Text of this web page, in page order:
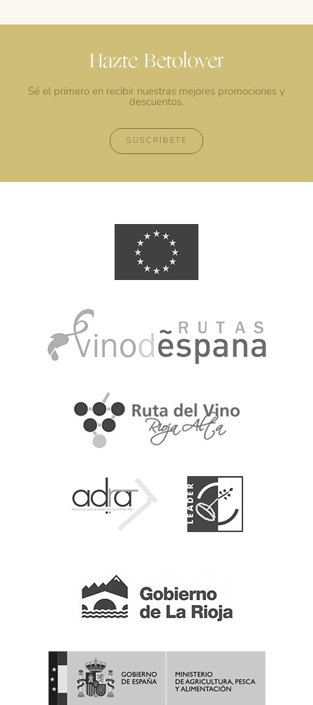
Hazte Betolover
Sé el primero en recibir nuestras mejores promociones y
descuentos.
SUSCRÍBETE